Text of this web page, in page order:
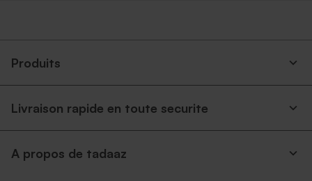
Produits
Livraison rapide en toute securite
A propos de tadaaz